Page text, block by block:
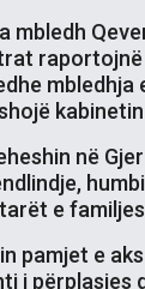
mbledh
raportojnë
mbledhja
kabinetin
në
e
pamjet e
i përplasjes